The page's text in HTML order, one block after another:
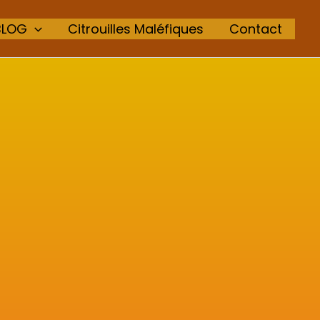
Citrouilles Maléfiques Contact